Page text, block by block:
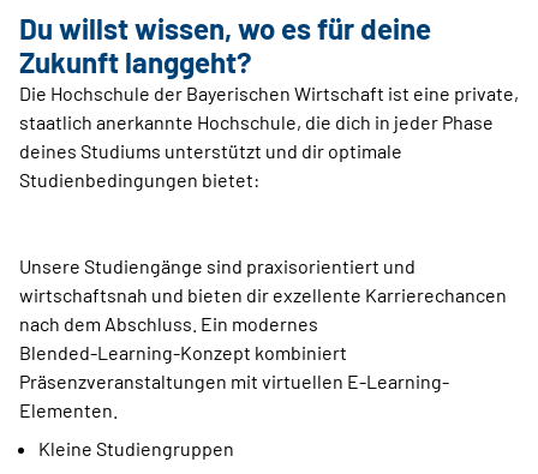
Du willst wissen, wo es für deine
Zukunft langgeht?
Die Hochschule der Bayerischen Wirtschaft ist eine private,
staatlich anerkannte Hochschule, die dich in jeder Phase
deines Studiums unterstützt und dir optimale
Studienbedingungen bietet:
Unsere Studiengänge sind praxisorientiert und
wirtschaftsnah und bieten dir exzellente Karrierechancen
nach dem Abschluss. Ein modernes
Blended-Learning-Konzept kombiniert
Präsenzveranstaltungen mit virtuellen E-Learning-
Elementen.
Kleine Studiengruppen